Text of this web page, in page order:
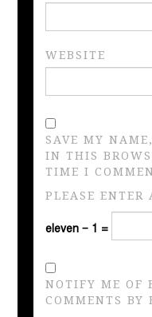
WEBSITE
SAVE MY
IN THIS
TIME I
PLEASE
eleven − 1 =
NOTIFY ME OF
COMMENTS BY